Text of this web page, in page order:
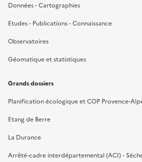
Données - Cartographies
Etudes - Publications - Connaissance
Observatoires
Géomatique et statistiques
Grands dossiers
Planification écologique et COP Provence-
Etang de Berre
La Durance
Arrêté-cadre interdépartemental (ACI) -